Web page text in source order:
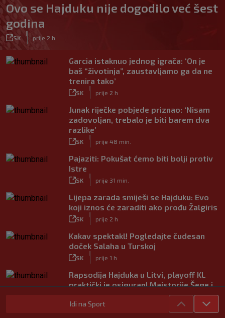
Ovo se Hajduku nije dogodilo već šest
godina
SK prije 2 h
Garcia istaknuo jednog igrača: ‘On je
baš “životinja”, zaustavljamo ga da ne
trenira tako’
SK prije 2 h
Junak riječke pobjede priznao: ‘Nisam
zadovoljan, trebalo je biti barem dva
razlike’
SK prije 48 min.
Pajaziti: Pokušat ćemo biti bolji protiv
Istre
SK prije 31 min.
Lijepa zarada smiješi se Hajduku: Evo
koji iznos će zaraditi ako prođu Žalgiris
SK prije 2 h
Kakav spektakl! Pogledajte čudesan
doček Salaha u Turskoj
SK prije 1 h
Rapsodija Hajduka u Litvi, playoff KL
praktički je osiguran! Majstorije Šege i
SK
|
prije 6 h
Idi na Sport